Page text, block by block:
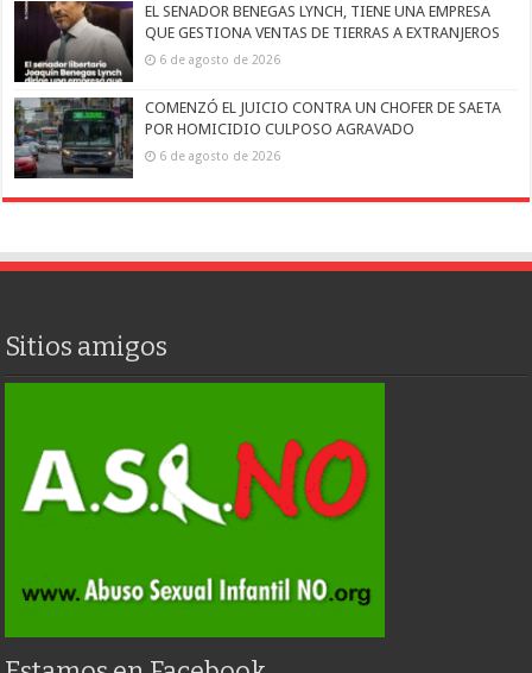
EL SENADOR BENEGAS LYNCH, TIENE UNA EMPRESA
QUE GESTIONA VENTAS DE TIERRAS A EXTRANJEROS
6 de agosto de 2026
COMENZÓ EL JUICIO CONTRA UN CHOFER DE SAETA
POR HOMICIDIO CULPOSO AGRAVADO
6 de agosto de 2026
Sitios amigos